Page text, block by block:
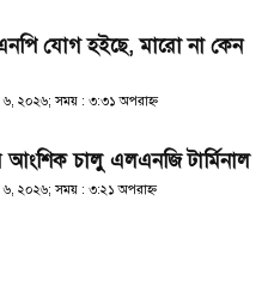
যোগ হইছে, মারো না কেন
২০২৬; সময় : ৩:৩১ অপরাহ্ণ
আংশিক চালু এলএনজি টার্মিনাল
২০২৬; সময় : ৩:২১ অপরাহ্ণ